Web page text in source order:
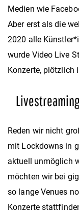
Medien wie
Aber erst als die
2020 alle
wurde Video Live
Konzerte, plötzlich
Reden wir nicht
mit Lockdowns in
aktuell unmöglich
möchten wir bei
so lange Venues
Konzerte